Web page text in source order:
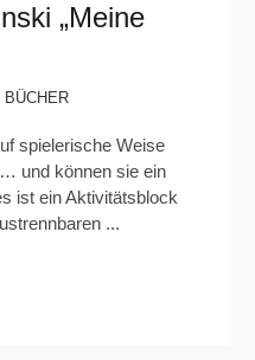
„Meine
spielerische Weise
und können sie ein
ist ein Aktivitätsblock
...